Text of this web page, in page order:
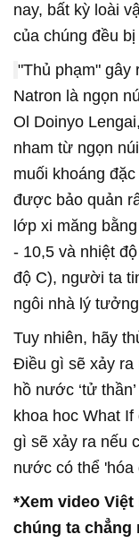
nay, bất kỳ loài
của chúng đều
"Thủ phạm" gây
Natron là ngọn
Ol Doinyo
nham từ ngọn
muối khoáng
được bảo quản
lớp xi măng
- 10,5 và nhiệt
độ C), người ta
ngôi nhà lý
Tuy nhiên, hãy
Điều gì sẽ xảy ra
hồ nước ‘tử
khoa hoc What
gì sẽ xảy ra nếu
nước có thể 'hóa
*Xem video
chúng ta chẳng